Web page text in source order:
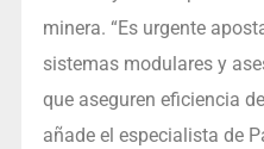
minera. “Es urgente
sistemas modulares y
que aseguren eficiencia
añade el especialista de